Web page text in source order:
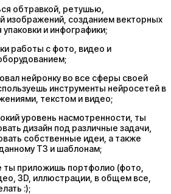
обтравкой, ретушью,
изображений, созданием векторных
и инфографики;
работы с фото, видео и
нейронку во все сферы своей
инструменты нейросетей в
текстом и видео;
уровень насмотренности, ты
дизайн под различные задачи‚
собственные идеи, а также
ТЗ и шаблонам;
приложишь портфолио (фото,
3D, иллюстрации, в общем все,
:);